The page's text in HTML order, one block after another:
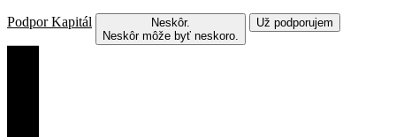
Podpor Kapitál
Neskôr.
Neskôr môže byť neskoro.
Už podporujem